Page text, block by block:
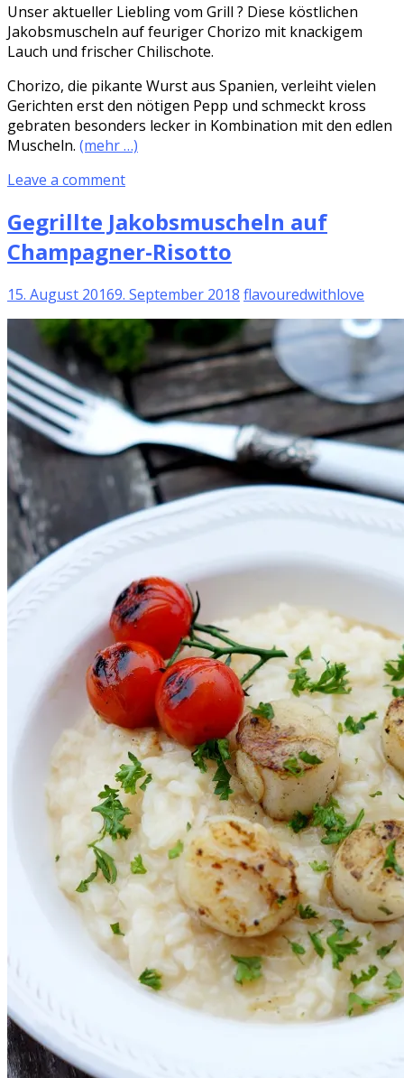
Unser aktueller Liebling vom Grill ? Diese köstlichen
Jakobsmuscheln auf feuriger Chorizo mit knackigem
Lauch und frischer Chilischote.
Chorizo, die pikante Wurst aus Spanien, verleiht vielen
Gerichten erst den nötigen Pepp und schmeckt kross
gebraten besonders lecker in Kombination mit den edlen
Muscheln. (mehr …)
Leave a comment
Gegrillte Jakobsmuscheln auf
Champagner-Risotto
15. August 20169. September 2018 flavouredwithlove